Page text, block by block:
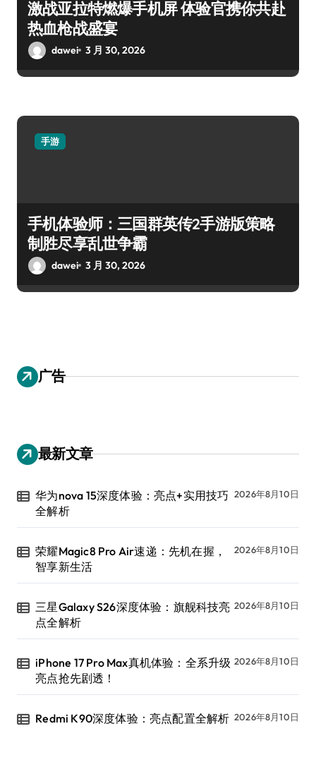
激战亚拉特燃爆手机屏 体验官携你共赴
热血枪战盛宴
dawei 3 月 30, 2026
手游
手机体验师：三国群英传2手游版策略
制胜尽享乱世争霸
dawei 3 月 30, 2026
广告
最新文章
华为nova 15深度体验：亮点+实用技巧
全解析
2026年8月10日
荣耀Magic8 Pro Air速递：先机在握，
智享新生活
2026年8月10日
三星Galaxy S26深度体验：旗舰科技亮
点全解析
2026年8月10日
iPhone 17 Pro Max真机体验：全系升级
亮点抢先剧透！
2026年8月10日
Redmi K90深度体验：亮点配置全解析 2026年8月10日